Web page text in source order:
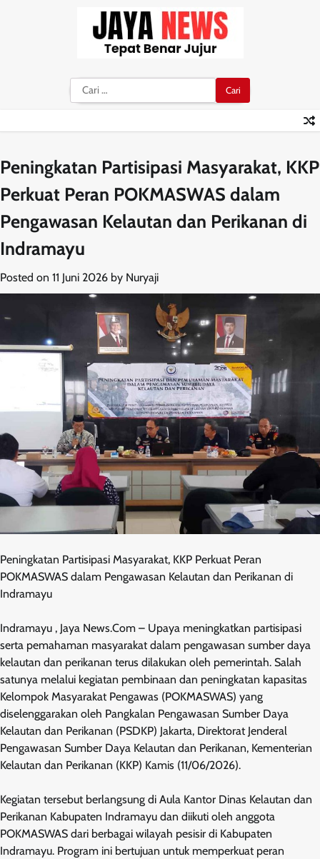
Cari
untuk:
Peningkatan Partisipasi Masyarakat, KKP
Perkuat Peran POKMASWAS dalam
Pengawasan Kelautan dan Perikanan di
Indramayu
Posted on 11 Juni 2026 by Nuryaji
Peningkatan Partisipasi Masyarakat, KKP Perkuat Peran
POKMASWAS dalam Pengawasan Kelautan dan Perikanan di
Indramayu
Indramayu , Jaya News.Com – Upaya meningkatkan partisipasi
serta pemahaman masyarakat dalam pengawasan sumber daya
kelautan dan perikanan terus dilakukan oleh pemerintah. Salah
satunya melalui kegiatan pembinaan dan peningkatan kapasitas
Kelompok Masyarakat Pengawas (POKMASWAS) yang
diselenggarakan oleh Pangkalan Pengawasan Sumber Daya
Kelautan dan Perikanan (PSDKP) Jakarta, Direktorat Jenderal
Pengawasan Sumber Daya Kelautan dan Perikanan, Kementerian
Kelautan dan Perikanan (KKP) Kamis (11/06/2026).
Kegiatan tersebut berlangsung di Aula Kantor Dinas Kelautan dan
Perikanan Kabupaten Indramayu dan diikuti oleh anggota
POKMASWAS dari berbagai wilayah pesisir di Kabupaten
Indramayu. Program ini bertujuan untuk memperkuat peran